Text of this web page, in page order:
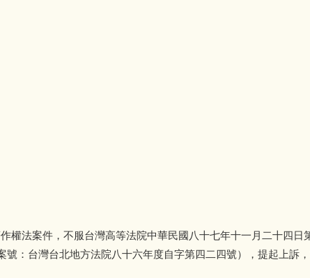
權法案件，不服台灣高等法院中華民國八十七年十一月二十四日
號：台灣台北地方法院八十六年度自字第四二四號），提起上訴，